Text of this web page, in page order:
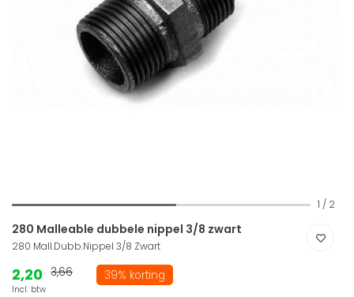
1 / 2
280 Malleable dubbele nippel 3/8 zwart
280 Mall.Dubb.Nippel 3/8 Zwart
2,20
Incl. btw
3,66 39% korting